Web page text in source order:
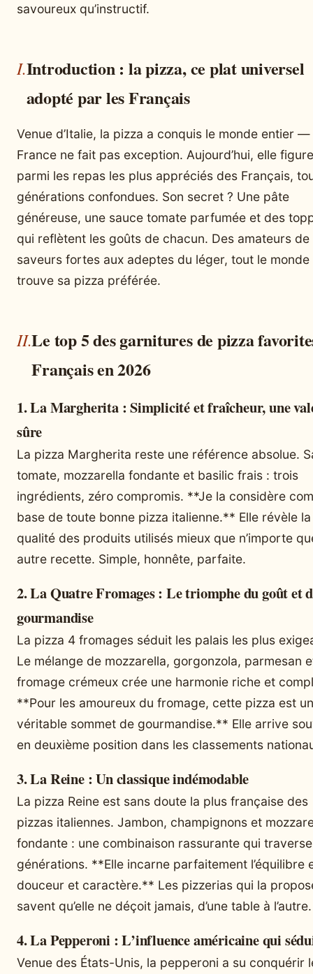
savoureux qu’instructif.
Introduction : la pizza, ce plat universel
adopté par les Français
Venue d’Italie, la pizza a conquis le monde entier
France ne fait pas exception. Aujourd’hui, elle figure
parmi les repas les plus appréciés des Français,
générations confondues. Son secret ? Une pâte
généreuse, une sauce tomate parfumée et des
qui reflètent les goûts de chacun. Des amateurs de
saveurs fortes aux adeptes du léger, tout le monde
trouve sa pizza préférée.
Le top 5 des garnitures de pizza
Français en 2026
1. La Margherita : Simplicité et fraîcheur, une
sûre
La pizza Margherita reste une référence absolue.
tomate, mozzarella fondante et basilic frais : trois
ingrédients, zéro compromis. **Je la considère
base de toute bonne pizza italienne.** Elle révèle la
qualité des produits utilisés mieux que n’importe
autre recette. Simple, honnête, parfaite.
2. La Quatre Fromages : Le triomphe du goût et
gourmandise
La pizza 4 fromages séduit les palais les plus
Le mélange de mozzarella, gorgonzola, parmesan
fromage crémeux crée une harmonie riche et
**Pour les amoureux du fromage, cette pizza est un
véritable sommet de gourmandise.** Elle arrive
en deuxième position dans les classements
3. La Reine : Un classique indémodable
La pizza Reine est sans doute la plus française des
pizzas italiennes. Jambon, champignons et
fondante : une combinaison rassurante qui
générations. **Elle incarne parfaitement l’équilibre
douceur et caractère.** Les pizzerias qui la
savent qu’elle ne déçoit jamais, d’une table à l’autre.
4. La Pepperoni : L’influence américaine qui
Venue des États-Unis, la pepperoni a su conquérir